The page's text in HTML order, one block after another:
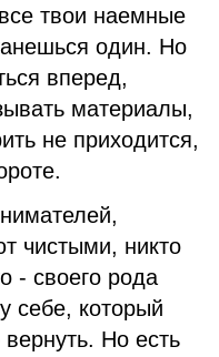
твои наемные
один. Но
вперед,
материалы,
не приходится,
чистыми, никто
- своего рода
себе, который
Но есть